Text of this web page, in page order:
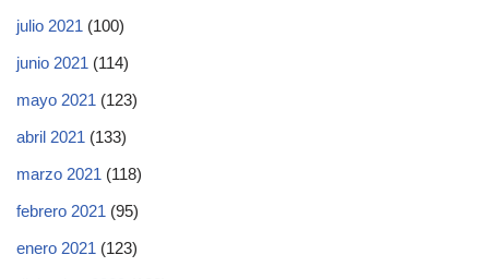
julio 2021 (100)
junio 2021 (114)
mayo 2021 (123)
abril 2021 (133)
marzo 2021 (118)
febrero 2021 (95)
enero 2021 (123)